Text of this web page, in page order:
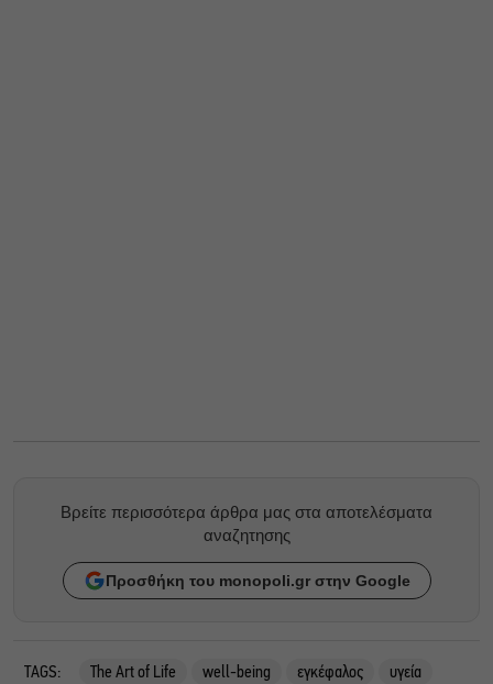
Βρείτε περισσότερα άρθρα μας στα αποτελέσματα
αναζητησης
Προσθήκη του monopoli.gr στην Google
TAGS: The Art of Life well-being εγκέφαλος υγεία